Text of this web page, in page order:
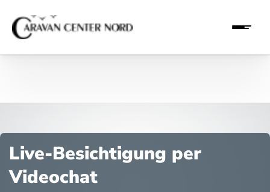
Live-Besichtigung per
Videochat